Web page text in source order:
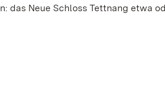
das Neue Schloss Tettnang etwa